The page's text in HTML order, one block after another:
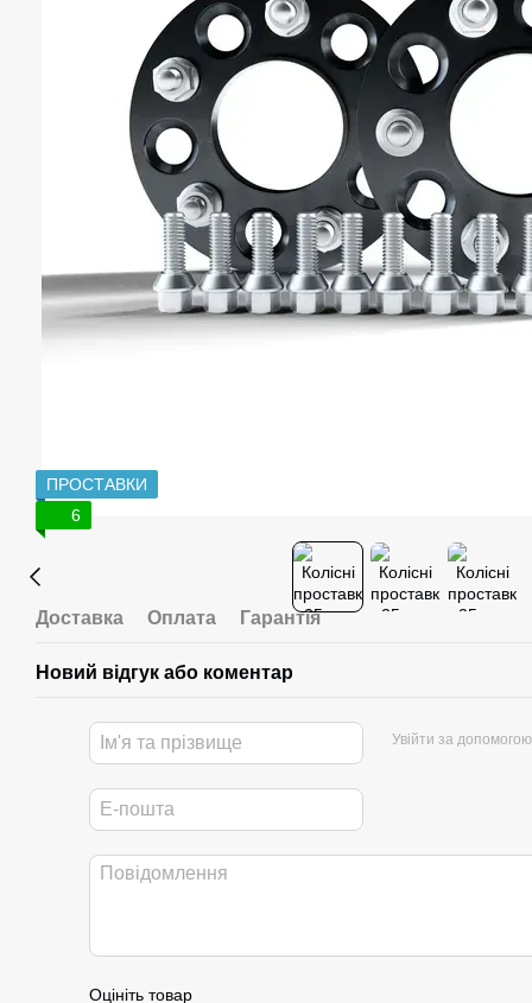
ПРОСТАВКИ
6
Доставка Оплата Гарантія
Новий відгук або коментар
Увійти за допомогою
Оцініть товар